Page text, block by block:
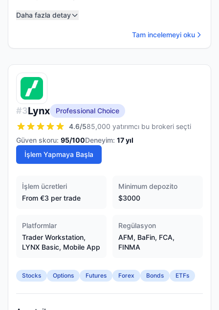
Daha fazla detay
Tam incelemeyi oku
#3Lynx
Professional Choice
4.6/585,000 yatırımcı bu brokeri seçti
Güven skoru: 95/100Deneyim: 17yıl
İşlem Yapmaya Başla
İşlem ücretleri
From €3 per trade
Minimum depozito
$3000
Platformlar
Trader Workstation,
LYNX Basic, Mobile App
Regülasyon
AFM, BaFin, FCA,
FINMA
Stocks Options Futures Forex Bonds ETFs